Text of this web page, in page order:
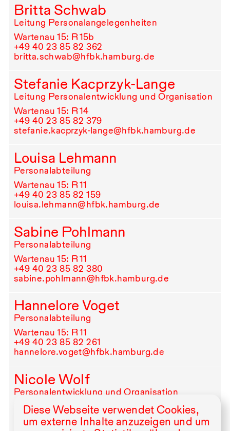
Diese Webseite verwendet Cookies,
um externe Inhalte anzuzeigen und um
Britta Schwab
Leitung Personalangelegenheiten
Wartenau 15: R⁠ ⁠15b
+49⁠ ⁠40⁠ ⁠23⁠ ⁠85⁠ ⁠82⁠ ⁠362
britta.schwab@hfbk.hamburg.de
Stefanie Kacprzyk-Lange
Leitung Personalentwicklung und Organisation
Wartenau 15: R⁠ ⁠14
+49⁠ ⁠40⁠ ⁠23⁠ ⁠85⁠ ⁠82⁠ ⁠379
stefanie.kacprzyk-lange@hfbk.hamburg.de
Louisa Lehmann
Personalabteilung
Wartenau 15: R⁠ ⁠11
+49⁠ ⁠40⁠ ⁠23⁠ ⁠85⁠ ⁠82⁠ ⁠159
louisa.lehmann@hfbk.hamburg.de
Sabine Pohlmann
Personalabteilung
Wartenau 15: R⁠ ⁠11
+49⁠ ⁠40⁠ ⁠23⁠ ⁠85⁠ ⁠82⁠ ⁠380
sabine.pohlmann@hfbk.hamburg.de
Hannelore Voget
Personalabteilung
Wartenau 15: R⁠ ⁠11
+49⁠ ⁠40⁠ ⁠23⁠ ⁠85⁠ ⁠82⁠ ⁠261
hannelore.voget@hfbk.hamburg.de
Nicole Wolf
Personalentwicklung und Organisation
Wartenau 15: R⁠ ⁠14
+49⁠ ⁠40⁠ ⁠23⁠ ⁠85⁠ ⁠82⁠ ⁠330
nicole.wolf@hfbk.hamburg.de